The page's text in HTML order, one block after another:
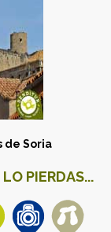
de Soria
PIERDAS...